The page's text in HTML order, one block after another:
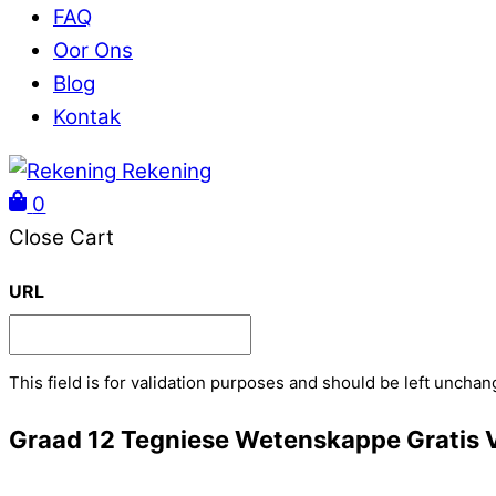
FAQ
Oor Ons
Blog
Kontak
Rekening
0
Close Cart
URL
This field is for validation purposes and should be left
Graad 12 Tegniese Wetenskappe Gratis